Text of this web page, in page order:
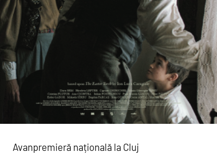
Avanpremieră națională la Cluj